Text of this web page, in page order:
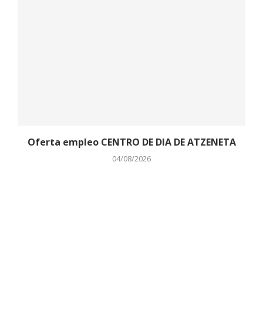
Oferta empleo CENTRO DE DIA DE ATZENETA
04/08/2026